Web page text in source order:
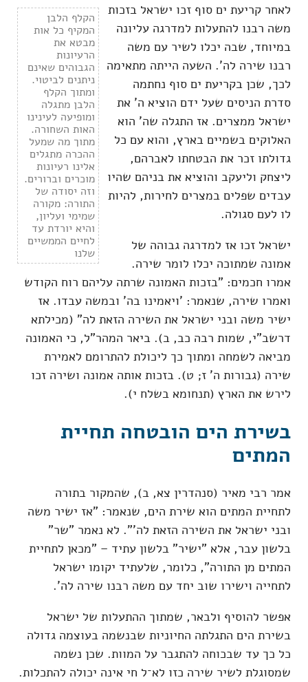
הקלף הלבן
המקיף כל אות
מבטא את
הרעיונות
הגבוהים שאינם
ניתנים לביטוי.
ומתוך הקלף
הלבן מתגלה
ומופיעה לעינינו
האות השחורה.
מתוך מה שמעל
ההכרה מתגלים
אלינו רעיונות
מוכרים וברורים.
וזה יסודה של
התורה: מקורה
שמימי ועליון,
והיא יורדת עד
לחיים הממשיים
שלנו
לאחר קריעת ים סוף זכו ישראל בזכות
משה רבנו להתעלות למדרגה עליונה
במיוחד, שבה יכלו לשיר עם משה
רבנו שירה לה'. השעה הייתה מתאימה
לכך, שכן בקריעת ים סוף נחתמה
סדרת הניסים שעל ידם הוציא ה' את
ישראל ממצרים. אז התגלה שה' הוא
האלוקים בשמיים בארץ, והוא עם כל
גדולתו זכר את הבטחתו לאברהם,
ליצחק וליעקב והוציא את בניהם שהיו
עבדים שפלים במצרים לחירות, להיות
לו לעם סגולה.
ישראל זכו אז למדרגה גבוהה של
אמונה שמתוכה יכלו לומר שירה.
אמרו חכמים: "בזכות האמונה שרתה עליהם רוח הקודש
ואמרו שירה, שנאמר: 'ויאמינו בה' ובמשה עבדו. אז
ישיר משה ובני ישראל את השירה הזאת לה" (מכילתא
דרשב"י, שמות רבה כב, ב). ביאר המהר"ל, כי האמונה
מביאה לשמחה ומתוך כך ליכולת להתרומם לאמירת
שירה (גבורות ה' ז; ט). בזכות אותה אמונה ושירה זכו
לירש את הארץ (תנחומא בשלח י).
בשירת הים הובטחה תחיית
המתים
אמר רבי מאיר (סנהדרין צא, ב), שהמקור בתורה
לתחיית המתים הוא שירת הים, שנאמר: "אז ישיר משה
ובני ישראל את השירה הזאת לה'". לא נאמר "שר"
בלשון עבר, אלא "ישיר" בלשון עתיד – "מכאן לתחיית
המתים מן התורה", כלומר, שלעתיד יקומו ישראל
לתחייה וישירו שוב יחד עם משה רבנו שירה לה'.
אפשר להוסיף ולבאר, שמתוך ההתעלות של ישראל
בשירת הים התגלתה החיוניות שבנשמה בעוצמה גדולה
כל כך עד שבכוחה להתגבר על המוות. שכן נשמה
שמסוגלת לשיר שירה כזו לא־ל חי אינה יכולה להתכלות.